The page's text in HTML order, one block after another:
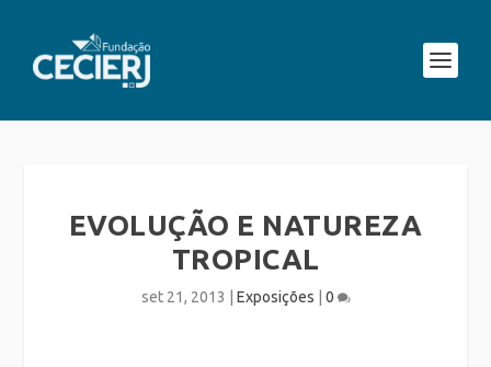
EVOLUÇÃO E NATUREZA
TROPICAL
set 21, 2013 Exposições 0